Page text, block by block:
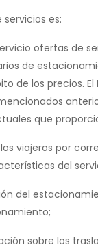
servicios es:
ofertas de
de
de los precios.
que
viajeros por
del
del
sobre los